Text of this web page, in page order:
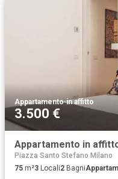
Appartamento·in affitto
3.500 €
Appartamento in
Piazza Santo Stefano Milano
75 m²3 Locali2 Bagni